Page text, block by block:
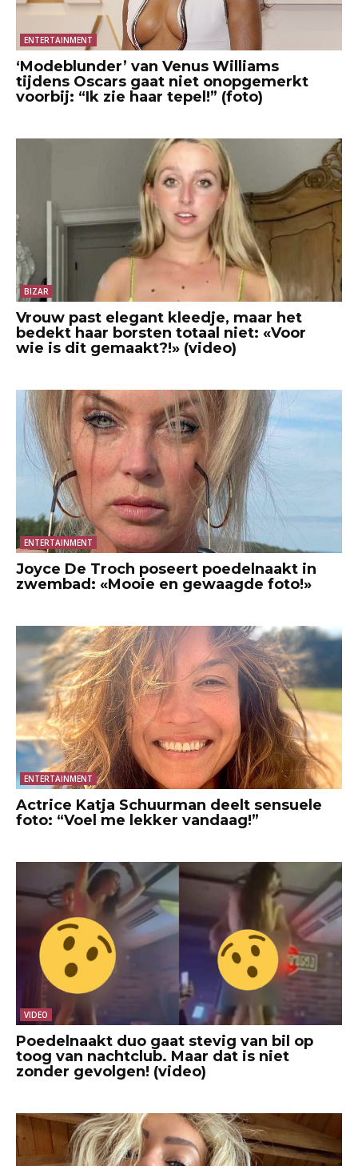
ENTERTAINMENT
‘Modeblunder’ van Venus Williams
tijdens Oscars gaat niet onopgemerkt
voorbij: “Ik zie haar tepel!” (foto)
BIZAR
Vrouw past elegant kleedje, maar het
bedekt haar borsten totaal niet: «Voor
wie is dit gemaakt?!» (video)
ENTERTAINMENT
Joyce De Troch poseert poedelnaakt in
zwembad: «Mooie en gewaagde foto!»
ENTERTAINMENT
Actrice Katja Schuurman deelt sensuele
foto: “Voel me lekker vandaag!”
VIDEO
Poedelnaakt duo gaat stevig van bil op
toog van nachtclub. Maar dat is niet
zonder gevolgen! (video)